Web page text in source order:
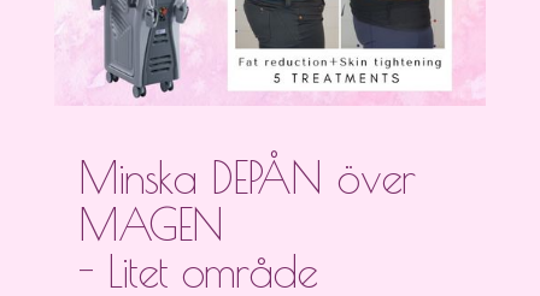
Minska DEPÅN över
MAGEN
- Litet område